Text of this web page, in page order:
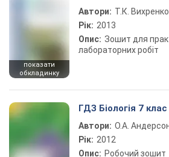
показати
обкладинку
Автори: Т.К. Вихренко
Рік: 2013
Опис: Зошит для
лабораторних робіт
ГДЗ Біологія 7 клас
Автори: О.А.
Рік: 2012
Опис: Робочий зошит